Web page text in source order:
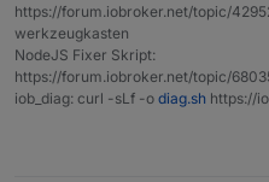
https://forum.iobroker.net/topic/
werkzeugkasten
NodeJS Fixer Skript:
https://forum.iobroker.net/topic/
iob_diag: curl -sLf -o diag.sh https://